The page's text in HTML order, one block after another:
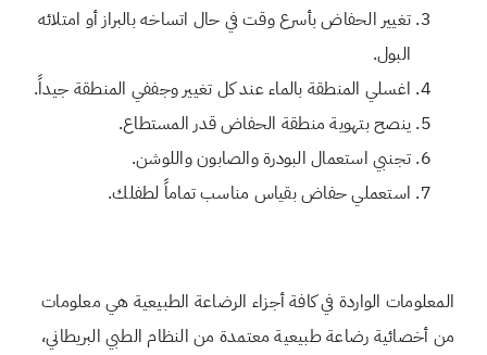
تغيير الحفاض بأسرع وقت في حال اتساخه بالبراز أو امتلائه
البول.
اغسلي المنطقة بالماء عند كل تغيير وجففي المنطقة جيداً.
ينصح بتهوية منطقة الحفاض قدر المستطاع.
تجنبي استعمال البودرة والصابون واللوشن.
استعملي حفاض بقياس مناسب تماماً لطفلك.
المعلومات الواردة في كافة أجزاء الرضاعة الطبيعية هي معلومات
من أخصائية رضاعة طبيعية معتمدة من النظام الطبي البريطاني،